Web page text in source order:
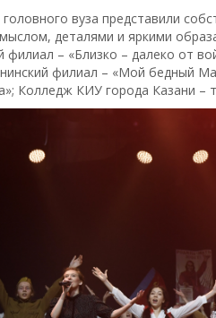
вуза представили
деталями и яркими
филиал – «Близко – далеко от
филиал – «Мой бедный
Колледж КИУ города Казани –